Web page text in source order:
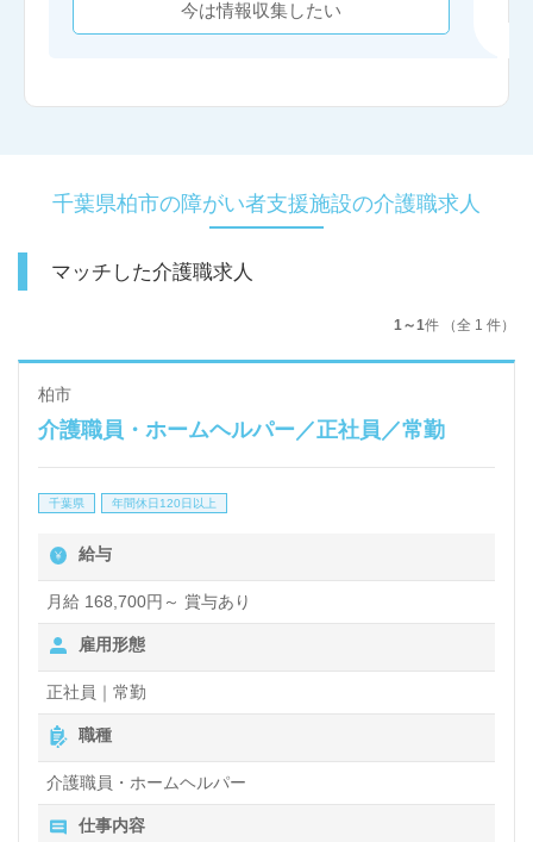
今は情報収集したい
千葉県柏市の障がい者支援施設の介護職求人
マッチした介護職求人
1～1件 （全 1 件）
柏市
介護職員・ホームヘルパー／正社員／常勤
千葉県 年間休日120日以上
給与
月給 168,700円～ 賞与あり
雇用形態
正社員｜常勤
職種
介護職員・ホームヘルパー
仕事内容